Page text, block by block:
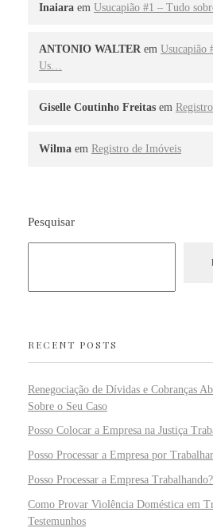
Inaiara em Usucapião #1 – Tudo
ANTONIO WALTER em Usucapião
Us…
Giselle Coutinho Freitas em
Wilma em Registro de Imóveis
Pesquisar
RECENT POSTS
Renegociação de Dívidas e Cobranças
Sobre o Seu Caso
Posso Colocar a Empresa na Justiça
Posso Processar a Empresa por
Posso Processar a Empresa
Como Provar Violência Doméstica em
Testemunhos